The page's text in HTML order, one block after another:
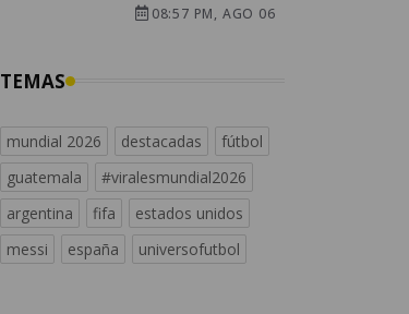
08:57 PM, AGO 06
TEMAS
mundial 2026 destacadas
fútbol
guatemala
#viralesmundial2026
argentina
fifa
estados unidos
messi
españa universofutbol